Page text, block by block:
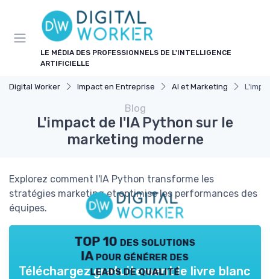
LE MÉDIA DES PROFESSIONNELS DE L'INTELLIGENCE
ARTIFICIELLE
Digital Worker Impact en Entreprise AI et Marketing
Blog
L'impact de l'IA Python sur le
marketing moderne
Explorez comment l'IA Python transforme les
stratégies marketing et optimise les performances des
équipes.
TOP 10 des solutions
IA pour générer des
leads de qualité
Téléchargez gratuitement le livre blanc